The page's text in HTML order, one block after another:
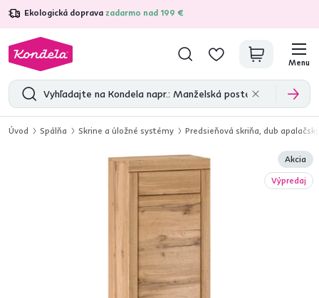
Ekologická doprava zadarmo nad 199 €
4,7 31 285overených produktových recenzií
Menu
Úvod Spálňa Skrine a úložné systémy Predsieňová skriňa, dub
Akcia
Výpredaj